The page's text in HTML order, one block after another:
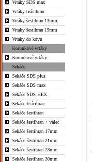
Vrtáky SDS max
Vrtáky tisícihran
Vrtáky šestihran 13mm
Vrtáky šestihran 19mm
Vrtáky do kovu
Korunkové vrtáky
Korunkové vrtáky
Sekáče
Sekáče SDS plus
Sekáče SDS max
Sekáče SDS HEX
Sekáče tisícihran
Sekáče šestihran
Sekáče šestihran + válec
Sekáče šestihran 17mm
Sekáče šestihran 21mm
Sekáče šestihran 28mm
Sekáče šestihran 30mm